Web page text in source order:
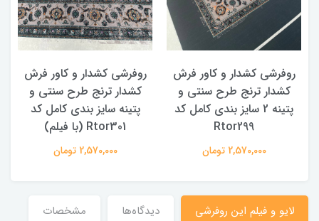
روفرشی کشدار و کاور فرش
کشدار ترنج طرح سنتی و
پتینه 2 سایز بندی کامل کد
Rtor299
2,570,000 تومان
روفرشی کشدار و کاور فرش
کشدار ترنج طرح سنتی و
پتینه سایز بندی کامل کد
Rtor301 (با فیلم)
2,570,000 تومان
لایو و فیلم این روفرشی دیدگاه‌ها مشخصات